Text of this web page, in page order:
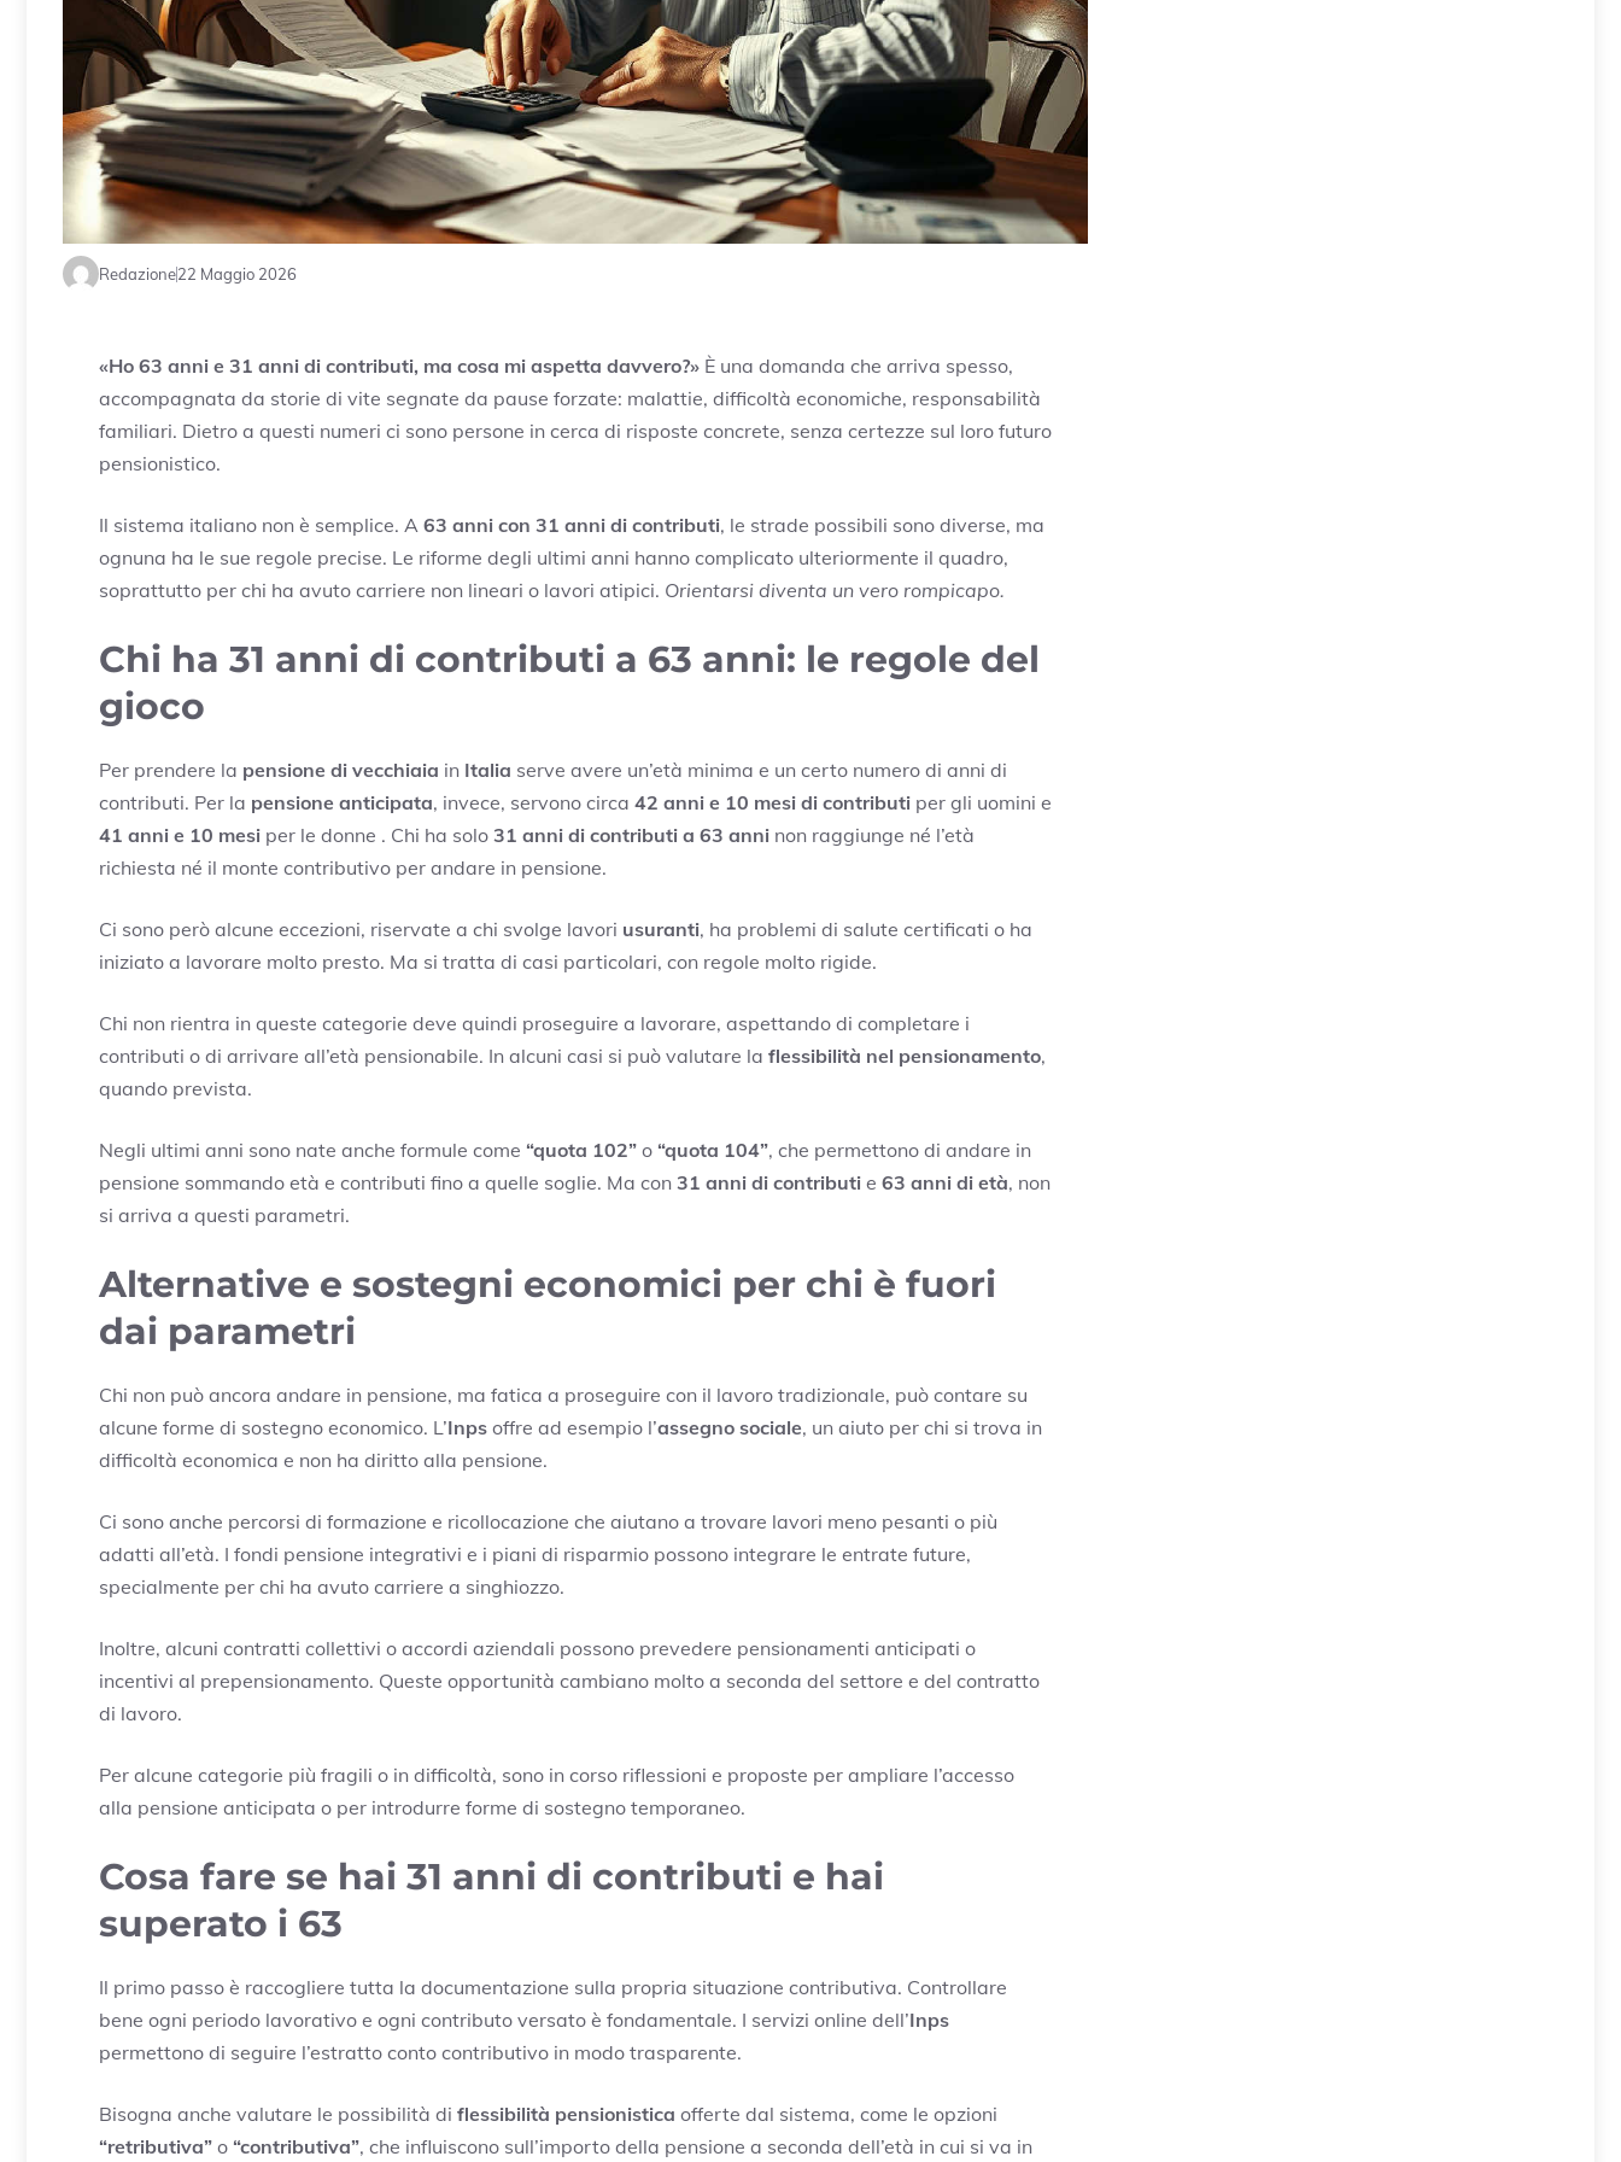
Redazione22 Maggio 2026
«Ho 63 anni e 31 anni di contributi, ma cosa mi aspetta davvero?» È una domanda che arriva spesso,
accompagnata da storie di vite segnate da pause forzate: malattie, difficoltà economiche, responsabilità
familiari. Dietro a questi numeri ci sono persone in cerca di risposte concrete, senza certezze sul loro futuro
pensionistico.
Il sistema italiano non è semplice. A 63 anni con 31 anni di contributi, le strade possibili sono diverse, ma
ognuna ha le sue regole precise. Le riforme degli ultimi anni hanno complicato ulteriormente il quadro,
soprattutto per chi ha avuto carriere non lineari o lavori atipici. Orientarsi diventa un vero rompicapo.
Chi ha 31 anni di contributi a 63 anni: le regole del
gioco
Per prendere la pensione di vecchiaia in Italia serve avere un’età minima e un certo numero di anni di
contributi. Per la pensione anticipata, invece, servono circa 42 anni e 10 mesi di contributi per gli uomini e
41 anni e 10 mesi per le donne . Chi ha solo 31 anni di contributi a 63 anni non raggiunge né l’età
richiesta né il monte contributivo per andare in pensione.
Ci sono però alcune eccezioni, riservate a chi svolge lavori usuranti, ha problemi di salute certificati o ha
iniziato a lavorare molto presto. Ma si tratta di casi particolari, con regole molto rigide.
Chi non rientra in queste categorie deve quindi proseguire a lavorare, aspettando di completare i
contributi o di arrivare all’età pensionabile. In alcuni casi si può valutare la flessibilità nel pensionamento,
quando prevista.
Negli ultimi anni sono nate anche formule come “quota 102” o “quota 104”, che permettono di andare in
pensione sommando età e contributi fino a quelle soglie. Ma con 31 anni di contributi e 63 anni di età, non
si arriva a questi parametri.
Alternative e sostegni economici per chi è fuori
dai parametri
Chi non può ancora andare in pensione, ma fatica a proseguire con il lavoro tradizionale, può contare su
alcune forme di sostegno economico. L’Inps offre ad esempio l’assegno sociale, un aiuto per chi si trova in
difficoltà economica e non ha diritto alla pensione.
Ci sono anche percorsi di formazione e ricollocazione che aiutano a trovare lavori meno pesanti o più
adatti all’età. I fondi pensione integrativi e i piani di risparmio possono integrare le entrate future,
specialmente per chi ha avuto carriere a singhiozzo.
Inoltre, alcuni contratti collettivi o accordi aziendali possono prevedere pensionamenti anticipati o
incentivi al prepensionamento. Queste opportunità cambiano molto a seconda del settore e del contratto
di lavoro.
Per alcune categorie più fragili o in difficoltà, sono in corso riflessioni e proposte per ampliare l’accesso
alla pensione anticipata o per introdurre forme di sostegno temporaneo.
Cosa fare se hai 31 anni di contributi e hai
superato i 63
Il primo passo è raccogliere tutta la documentazione sulla propria situazione contributiva. Controllare
bene ogni periodo lavorativo e ogni contributo versato è fondamentale. I servizi online dell’Inps
permettono di seguire l’estratto conto contributivo in modo trasparente.
Bisogna anche valutare le possibilità di flessibilità pensionistica offerte dal sistema, come le opzioni
“retributiva” o “contributiva”, che influiscono sull’importo della pensione a seconda dell’età in cui si va in